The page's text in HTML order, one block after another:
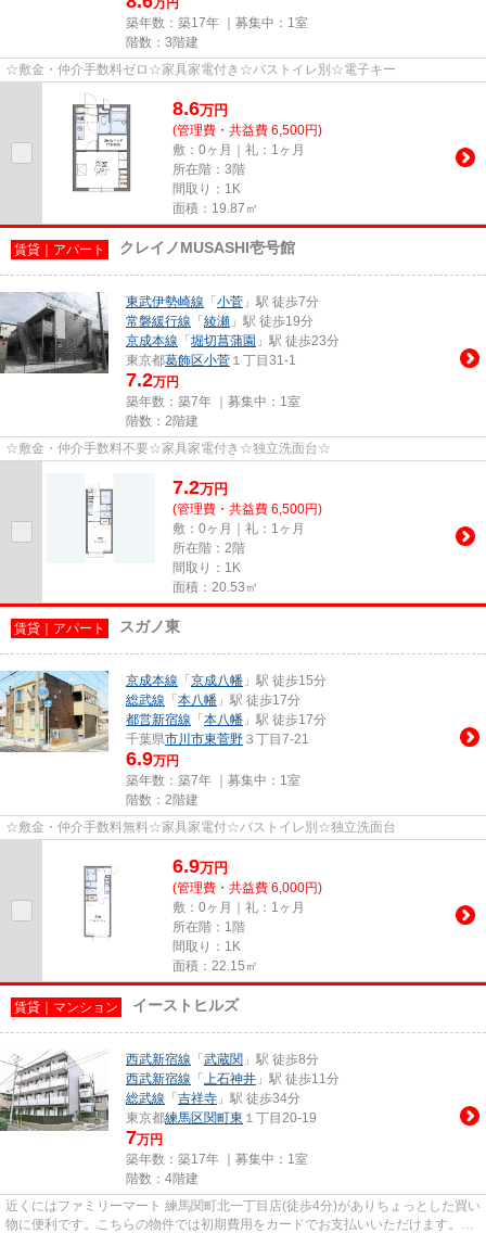
万円
築年数：築17年 ｜募集中： 1室
階数：3階建
☆敷金・仲介手数料ゼロ☆家具家電付き☆バストイレ別☆電子キー
8.6万円
(管理費・共益費 6,500円)
敷：0ヶ月｜礼：1ヶ月
所在階：3階
間取り：1K
面積：19.87㎡
賃貸｜アパート クレイノMUSASHI壱号館
東武伊勢崎線 「 小菅 」駅 徒歩7分
常磐緩行線 「 綾瀬 」駅 徒歩19分
京成本線 「 堀切菖蒲園 」駅 徒歩23分
東京都葛飾区小菅 １丁目31-1
7.2万円
築年数：築7年 ｜募集中： 1室
階数：2階建
☆敷金・仲介手数料不要☆家具家電付き☆独立洗面台☆
7.2万円
(管理費・共益費 6,500円)
敷：0ヶ月｜礼：1ヶ月
所在階：2階
間取り：1K
面積：20.53㎡
賃貸｜アパート スガノ東
京成本線 「 京成八幡 」駅 徒歩15分
総武線 「 本八幡 」駅 徒歩17分
都営新宿線 「 本八幡 」駅 徒歩17分
千葉県市川市東菅野 ３丁目7-21
6.9万円
築年数：築7年 ｜募集中： 1室
階数：2階建
☆敷金・仲介手数料無料☆家具家電付☆バストイレ別☆独立洗面台
6.9万円
(管理費・共益費 6,000円)
敷：0ヶ月｜礼：1ヶ月
所在階：1階
間取り：1K
面積：22.15㎡
賃貸｜マンション イーストヒルズ
西武新宿線 「 武蔵関 」駅 徒歩8分
西武新宿線 「 上石神井 」駅 徒歩11分
総武線 「 吉祥寺 」駅 徒歩34分
東京都練馬区関町東 １丁目20-19
7万円
築年数：築17年 ｜募集中： 1室
階数：4階建
近くにはファミリーマート 練馬関町北一丁目店(徒歩4分)がありちょっとした買い
物に便利です。こちらの物件では初期費用をカードでお支払いいただけます。共